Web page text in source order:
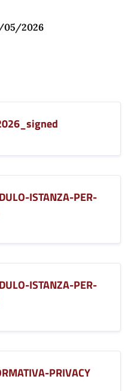
05/2026
ISTANZA-PER-
ISTANZA-PER-
PRIVACY